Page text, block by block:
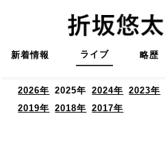
新着情報 ライブ 略歴
2026年 2025年 2024年 2023年
2019年
2018年 2017年